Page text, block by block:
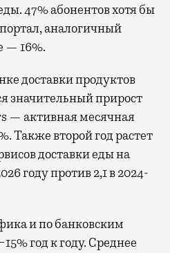
47% абонентов хотя бы
аналогичный
— 16%.
доставки продуктов
значительный прирост
— активная месячная
Также второй год растет
доставки еды на
году против 2,1 в 2024-
и по банковским
год к году. Среднее